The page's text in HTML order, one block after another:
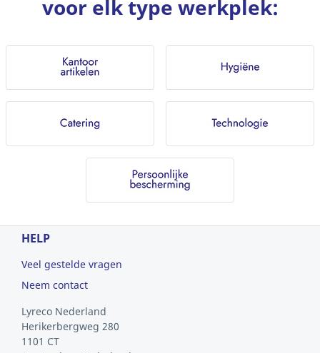
voor elk type werkplek:
HELP
Veel gestelde vragen
Neem contact
Lyreco Nederland
Herikerbergweg 280
1101 CT